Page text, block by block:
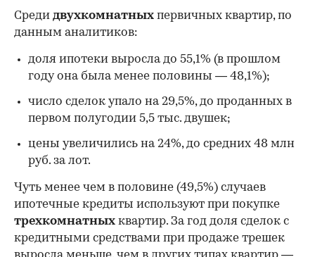
Среди двухкомнатных первичных квартир, по
данным аналитиков:
доля ипотеки выросла до 55,1% (в прошлом
году она была менее половины — 48,1%);
число сделок упало на 29,5%, до проданных в
первом полугодии 5,5 тыс. двушек;
цены увеличились на 24%, до средних 48 млн
руб. за лот.
Чуть менее чем в половине (49,5%) случаев
ипотечные кредиты используют при покупке
трехкомнатных квартир. За год доля сделок с
кредитными средствами при продаже трешек